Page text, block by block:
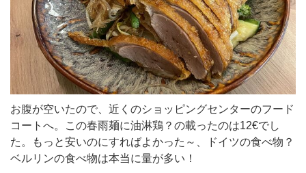
お腹が空いたので、近くのショッピングセンターのフード
コートへ。この春雨麺に油淋鶏？の載ったのは12€でし
た。もっと安いのにすればよかった～、ドイツの食べ物？
ベルリンの食べ物は本当に量が多い！